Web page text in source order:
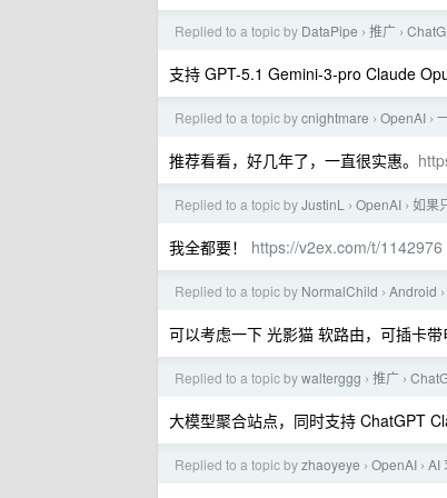
Replied to a topic by DataPipe › 推广 ›
支持 GPT-5.1 Gemini-3-pro Claude
Replied to a topic bycnightmare › OpenAI ›
推荐看看，好几年了，一直很实惠。
Replied to a topic byJustinL › OpenAI › 如果
我全都要！ https://v2ex.com/t/1142976
Replied to a topic by NormalChild › Android ›
可以考虑一下 光影猫 软路由，可插卡带
Replied to a topic bywalterggg › 推广 ›
大模型聚合站点，同时支持 ChatGPT
Replied to a topic byzhaoyeye › OpenAI › AI